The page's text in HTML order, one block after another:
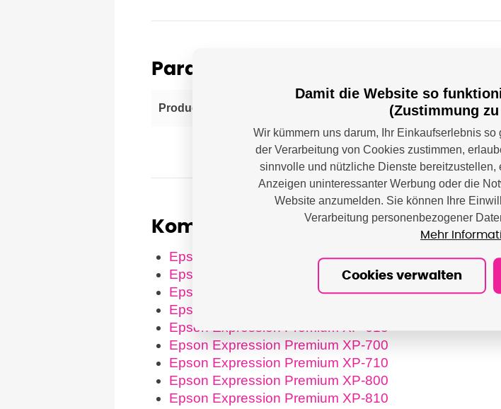
Parameter
Producer Epson - Epson Europe B.V.;
Kompatible Drucker
Epson Expression Premium XP-150
Epson Expression Premium XP-600
Epson Expression Premium XP-605
Epson Expression Premium XP-610
Epson Expression Premium XP-615
Epson Expression Premium XP-700
Epson Expression Premium XP-710
Epson Expression Premium XP-800
Epson Expression Premium XP-810
Damit die Website so
(Zustimmung
Wir kümmern uns darum, Ihr Einkaufserlebnis
der Verarbeitung von Cookies zustimmen,
sinnvolle und nützliche Dienste
Anzeigen uninteressanter Werbung oder die
Website anzumelden. Sie können Ihre
Verarbeitung personenbezogener
Mehr
Cookies verwalten